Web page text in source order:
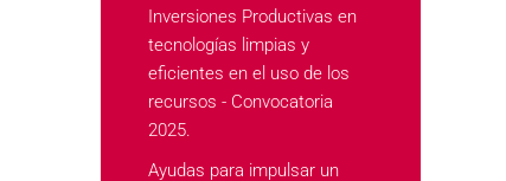
Inversiones Productivas en
tecnologías limpias y
eficientes en el uso de los
recursos - Convocatoria
2025.
Ayudas para impulsar un